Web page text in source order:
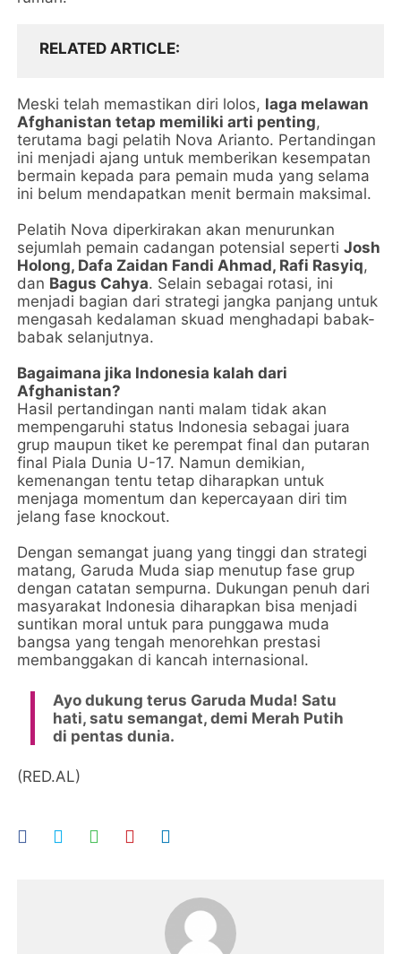
RELATED ARTICLE
Meski telah memastikan diri lolos, laga melawan
Afghanistan tetap memiliki arti penting,
terutama bagi pelatih Nova Arianto. Pertandingan
ini menjadi ajang untuk memberikan kesempatan
bermain kepada para pemain muda yang selama
ini belum mendapatkan menit bermain maksimal.
Pelatih Nova diperkirakan akan menurunkan
sejumlah pemain cadangan potensial sepertiJosh
Holong, Dafa Zaidan Fandi Ahmad, Rafi Rasyiq,
dan Bagus Cahya. Selain sebagai rotasi, ini
menjadi bagian dari strategi jangka panjang untuk
mengasah kedalaman skuad menghadapi babak-
babak selanjutnya.
Bagaimana jika Indonesia kalah dari
Afghanistan?
Hasil pertandingan nanti malam tidak akan
mempengaruhi status Indonesia sebagai juara
grup maupun tiket ke perempat final dan putaran
final Piala Dunia U-17. Namun demikian,
kemenangan tentu tetap diharapkan untuk
menjaga momentum dan kepercayaan diri tim
jelang fase knockout.
Dengan semangat juang yang tinggi dan strategi
matang, Garuda Muda siap menutup fase grup
dengan catatan sempurna. Dukungan penuh dari
masyarakat Indonesia diharapkan bisa menjadi
suntikan moral untuk para punggawa muda
bangsa yang tengah menorehkan prestasi
membanggakan di kancah internasional.
Ayo dukung terus Garuda Muda! Satu
hati, satu semangat, demi Merah Putih
di pentas dunia.
(RED.AL)